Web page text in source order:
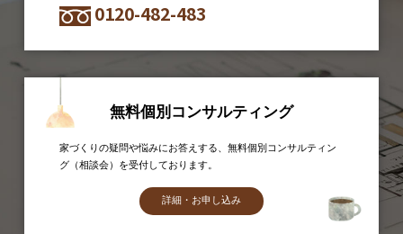
0120-482-483
無料個別コンサルティング
家づくりの疑問や悩みにお答えする、無料個別コンサルティン
グ（相談会）を受付しております。
詳細・お申し込み